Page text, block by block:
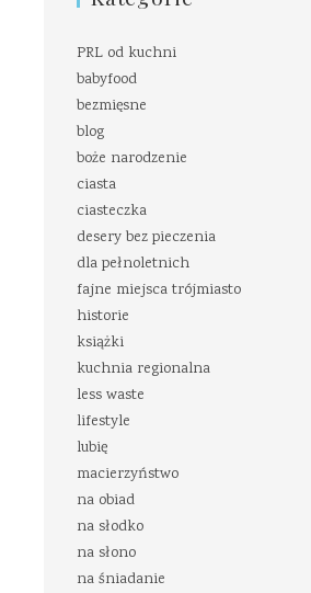
PRL od kuchni
babyfood
bezmięsne
blog
boże narodzenie
ciasta
ciasteczka
desery bez pieczenia
dla pełnoletnich
fajne miejsca trójmiasto
historie
książki
kuchnia regionalna
less waste
lifestyle
lubię
macierzyństwo
na obiad
na słodko
na słono
na śniadanie